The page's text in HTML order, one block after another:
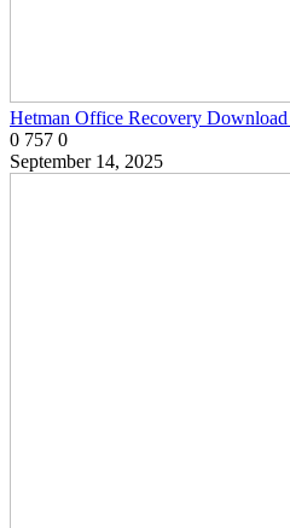
Hetman Office Recovery
0 757 0
September 14, 2025